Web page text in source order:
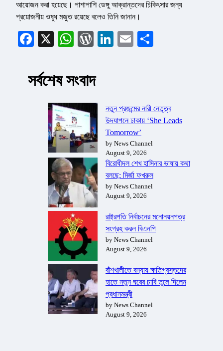
আয়োজন করা হয়েছে। পাশাপাশি ডেঙ্গু আক্রান্তদের চিকিৎসার জন্য
প্রয়োজনীয় ওষুধ মজুত রয়েছে বলেও তিনি জানান।
Facebook
X WhatsApp
WordPress
LinkedIn
Email
সর্বশেষ সংবাদ
নতুন প্রজন্মের নারী নেতৃত্ব
উদযাপনে ঢাকায় ‘She Leads
Tomorrow’
by News Channel
August 9, 2026
বিরোধীদল শেখ হাসিনার ভাষায় কথা
বলছে: মির্জা ফখরুল
by News Channel
August 9, 2026
রাষ্ট্রপতি নির্বাচনের মনোনয়নপত্র
সংগ্রহ করল বিএনপি
by News Channel
August 9, 2026
বাঁশখালীতে বন্যায় ক্ষতিগ্রস্তদের
হাতে নতুন ঘরের চাবি তুলে দিলেন
প্রধানমন্ত্রী
by News Channel
August 9, 2026